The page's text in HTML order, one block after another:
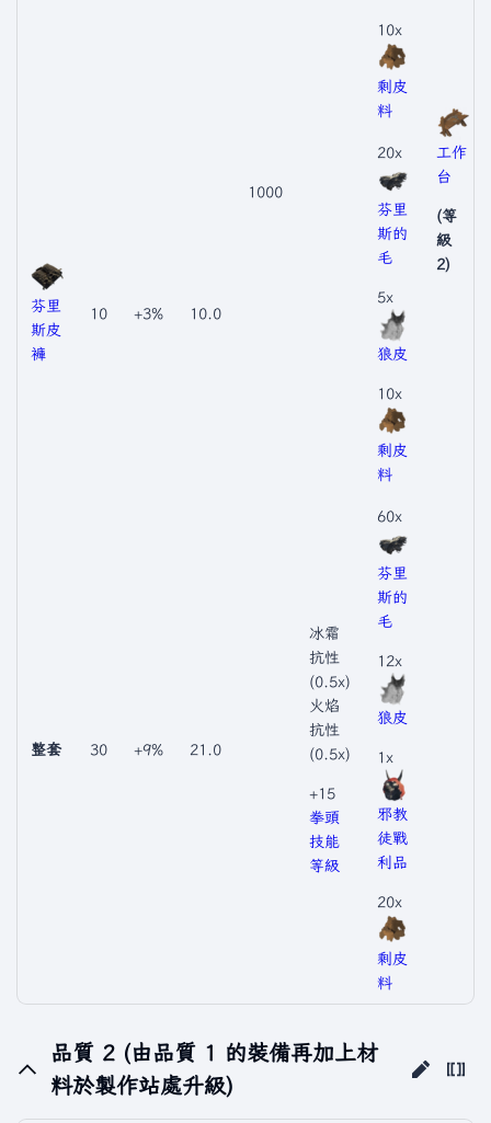
1000
工作
台
(等
級
2)
10x
剩皮
料
芬里
斯皮
褲
10 +3% 10.0
20x
芬里
斯的
毛
5x
狼皮
10x
剩皮
料
整套 30 +9% 21.0
冰霜
抗性
(0.5x)
火焰
抗性
(0.5x)
+15
拳頭
技能
等級
60x
芬里
斯的
毛
12x
狼皮
1x
邪教
徒戰
利品
20x
剩皮
料
品質 2 (由品質 1 的裝備再加上材
料於製作站處升級)